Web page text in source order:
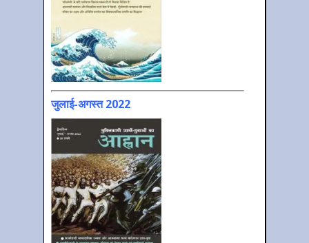
जुलाई-अगस्त 2022